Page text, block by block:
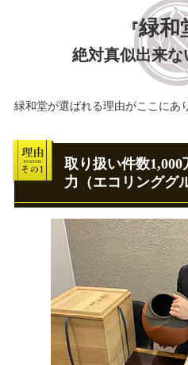
『緑和
絶対真似出来な
緑和堂が選ばれる理由がここにあ
取り扱い件数
力（エコリンググ